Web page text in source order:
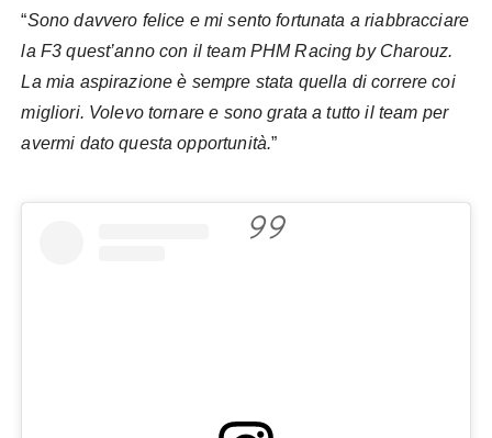
“Sono davvero felice e mi sento fortunata a riabbracciare
la F3 quest’anno con il team PHM Racing by Charouz.
La mia aspirazione è sempre stata quella di correre coi
migliori. Volevo tornare e sono grata a tutto il team per
avermi dato questa opportunità.”